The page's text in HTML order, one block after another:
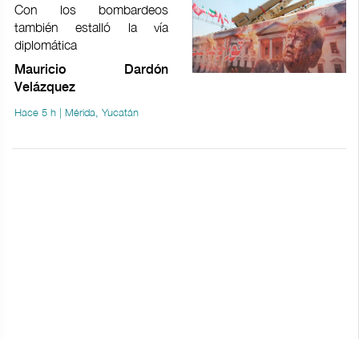
Con los bombardeos
también estalló la vía
diplomática
Mauricio Dardón
Velázquez
Hace 5 h | Mérida, Yucatán